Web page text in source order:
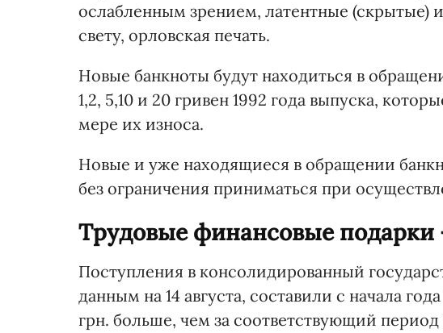
ослабленным зрением, латентные (скрытые)
свету, орловская печать.
Новые банкноты будут находиться в
1,2, 5,10 и 20 гривен 1992 года выпуска,
мере их износа.
Новые и уже находящиеся в обращении
без ограничения приниматься при
Трудовые финансовые
Поступления в консолидированный
данным на 14 августа, составили с начала
грн. больше, чем за соответствующий